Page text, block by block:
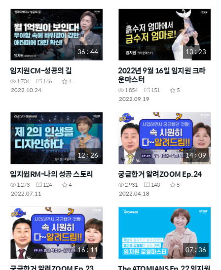
36 : 44
임지원CM-성공의 길
1,704 146
4
2022.10.24
13 : 23
2022년 9월 16일 임지원 크라
운마스터
1,854 151
5
2022.09.19
12 : 26
임지원RM-나의 성공 스토리
1,273 124
4
2022.07.11
14 : 09
궁금한거 알려ZOOM Ep.24
2,931 140
5
2022.04.18
16 : 11 07 : 36